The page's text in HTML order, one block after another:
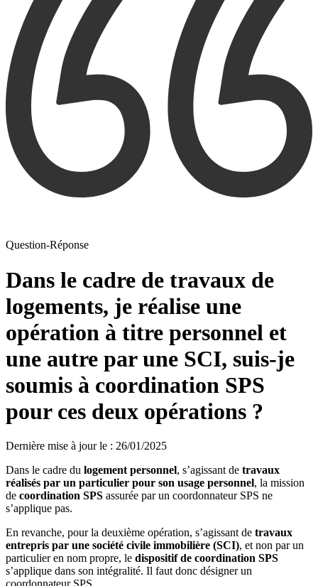
Question-Réponse
Dans le cadre de travaux de
logements, je réalise une
opération à titre personnel et
une autre par une SCI, suis-je
soumis à coordination SPS
pour ces deux opérations ?
Dernière mise à jour le : 26/01/2025
Dans le cadre du logement personnel, s’agissant de travaux
réalisés par un particulier pour son usage personnel, la mission
de coordination SPS assurée par un coordonnateur SPS ne
s’applique pas.
En revanche, pour la deuxième opération, s’agissant de travaux
entrepris par une société civile immobilière (SCI), et non par un
particulier en nom propre, le dispositif de coordination SPS
s’applique dans son intégralité. Il faut donc désigner un